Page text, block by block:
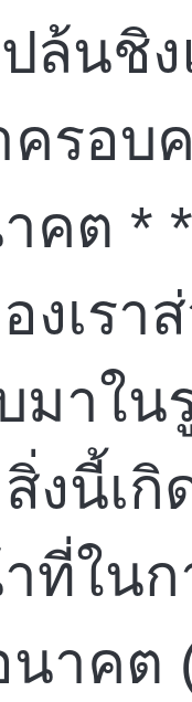
ล้นชิ
ครอบ
คต *
งเรา
มาใน
สิ่งนี้เ
ที่ใน
าคต